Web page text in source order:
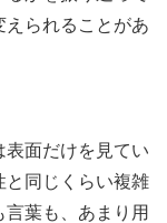
られることがあ
表面だけを見てい
と同じくらい複雑
葉も、あまり用